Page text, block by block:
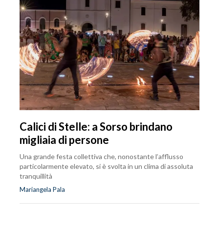
Calici di Stelle: a Sorso brindano
migliaia di persone
Una grande festa collettiva che, nonostante l’afflusso
particolarmente elevato, si è svolta in un clima di assoluta
tranquillità
Mariangela Pala